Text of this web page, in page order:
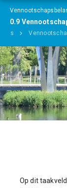
0.9
Op dit